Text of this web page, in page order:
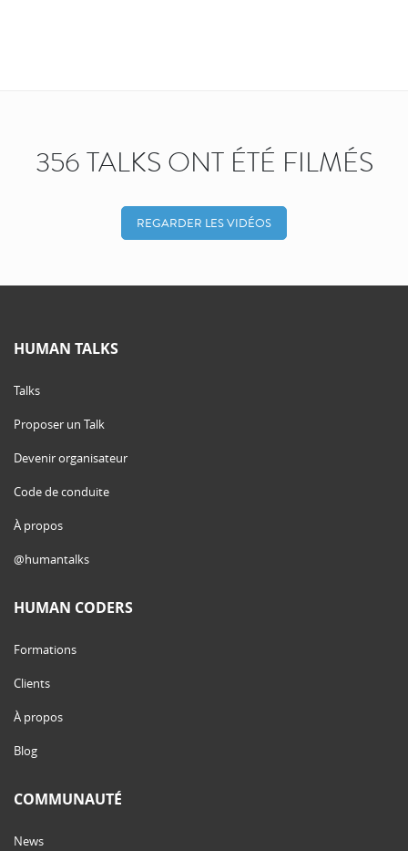
356 TALKS ONT ÉTÉ FILMÉS
REGARDER LES VIDÉOS
HUMAN TALKS
Talks
Proposer un Talk
Devenir organisateur
Code de conduite
À propos
@humantalks
HUMAN CODERS
Formations
Clients
À propos
Blog
COMMUNAUTÉ
News